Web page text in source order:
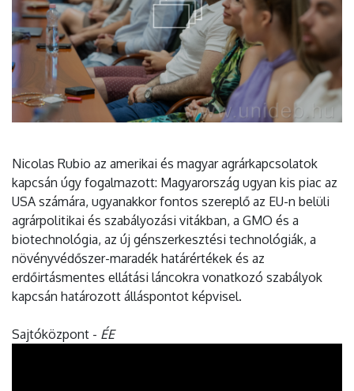
Nicolas Rubio az amerikai és magyar agrárkapcsolatok
kapcsán úgy fogalmazott: Magyarország ugyan kis piac az
USA számára, ugyanakkor fontos szereplő az EU-n belüli
agrárpolitikai és szabályozási vitákban, a GMO és a
biotechnológia, az új génszerkesztési technológiák, a
növényvédőszer-maradék határértékek és az
erdőirtásmentes ellátási láncokra vonatkozó szabályok
kapcsán határozott álláspontot képvisel.
Sajtóközpont - ÉE